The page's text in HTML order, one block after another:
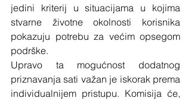
jedini kriterij u situacijama u kojima
stvarne životne okolnosti korisnika
pokazuju potrebu za većim opsegom
podrške.
Upravo ta mogućnost dodatnog
priznavanja sati važan je iskorak prema
individualnijem pristupu. Komisija će,